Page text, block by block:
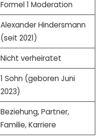
Formel 1 Moderation
Alexander Hindersmann
(seit 2021)
Nicht verheiratet
1 Sohn (geboren Juni
2023)
Beziehung, Partner,
Familie, Karriere